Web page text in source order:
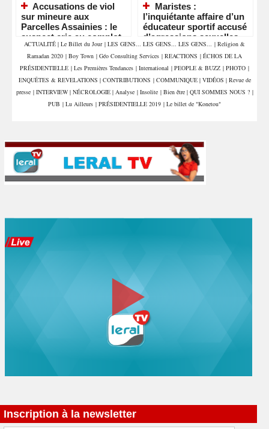
Accusations de viol
sur mineure aux
Parcelles Assainies : le
suspect crie au complot
financier
Maristes :
l’inquiétante affaire d’un
éducateur sportif accusé
d’agressions sexuelles
sur deux enfants
ACTUALITÉ | Le Billet du Jour | LES GENS... LES GENS... LES GENS... | Religion &
Ramadan 2020 | Boy Town | Géo Consulting Services | REACTIONS | ÉCHOS DE LA
PRÉSIDENTIELLE | Les Premières Tendances | International | PEOPLE & BUZZ | PHOTO |
ENQUÊTES & REVELATIONS | CONTRIBUTIONS | COMMUNIQUE | VIDÉOS | Revue de
presse | INTERVIEW | NÉCROLOGIE | Analyse | Insolite | Bien être | QUI SOMMES NOUS ? |
PUB | Lu Ailleurs | PRÉSIDENTIELLE 2019 | Le billet de "Konetou"
Inscription à la newsletter